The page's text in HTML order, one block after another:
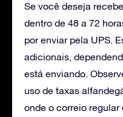
Se você deseja
dentro de 48 a 72
por enviar pela UPS.
adicionais,
está enviando.
uso de taxas
onde o correio